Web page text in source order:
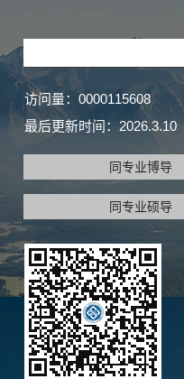
访问量： 0000115608
最后更新时间： 2026.3.10
同专业博导
同专业硕导